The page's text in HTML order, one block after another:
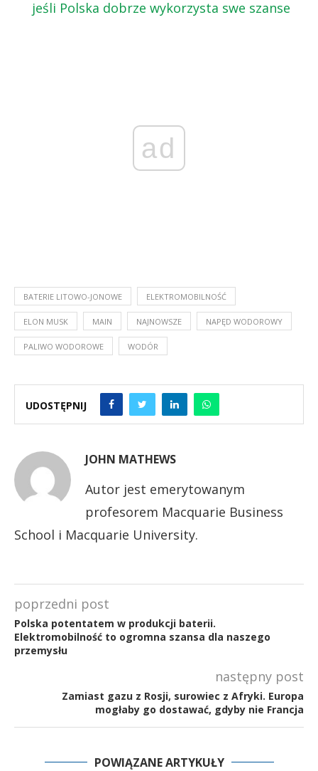
jeśli Polska dobrze wykorzysta swe szanse
ad
BATERIE LITOWO-JONOWE ELEKTROMOBILNOŚĆ
ELON MUSK MAIN NAJNOWSZE NAPĘD WODOROWY
PALIWO WODOROWE WODÓR
UDOSTĘPNIJ
JOHN MATHEWS
Autor jest emerytowanym
profesorem Macquarie Business
School i Macquarie University.
poprzedni post
Polska potentatem w produkcji baterii.
Elektromobilność to ogromna szansa dla naszego
przemysłu
następny post
Zamiast gazu z Rosji, surowiec z Afryki. Europa
mogłaby go dostawać, gdyby nie Francja
POWIĄZANE ARTYKUŁY